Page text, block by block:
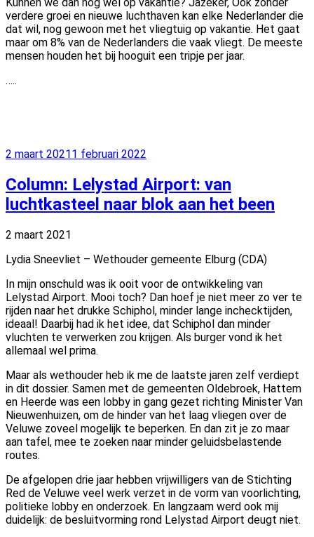
Kunnen we dan nog wel op vakantie? Jazeker, Ook zonder
verdere groei en nieuwe luchthaven kan elke Nederlander die
dat wil, nog gewoon met het vliegtuig op vakantie. Het gaat
maar om 8% van de Nederlanders die vaak vliegt. De meeste
mensen houden het bij hooguit een tripje per jaar.
…..
Geplaatst
2 maart 2021 1 februari 2022
Column: Lelystad Airport: van
luchtkasteel naar blok aan het been
2 maart 2021
Lydia Sneevliet – Wethouder gemeente Elburg (CDA)
In mijn onschuld was ik ooit voor de ontwikkeling van
Lelystad Airport. Mooi toch? Dan hoef je niet meer zo ver te
rijden naar het drukke Schiphol, minder lange inchecktijden,
ideaal! Daarbij had ik het idee, dat Schiphol dan minder
vluchten te verwerken zou krijgen. Als burger vond ik het
allemaal wel prima.
Maar als wethouder heb ik me de laatste jaren zelf verdiept
in dit dossier. Samen met de gemeenten Oldebroek, Hattem
en Heerde was een lobby in gang gezet richting Minister Van
Nieuwenhuizen, om de hinder van het laag vliegen over de
Veluwe zoveel mogelijk te beperken. En dan zit je zo maar
aan tafel, mee te zoeken naar minder geluidsbelastende
routes.
De afgelopen drie jaar hebben vrijwilligers van de Stichting
Red de Veluwe veel werk verzet in de vorm van voorlichting,
politieke lobby en onderzoek. En langzaam werd ook mij
duidelijk: de besluitvorming rond Lelystad Airport deugt niet.